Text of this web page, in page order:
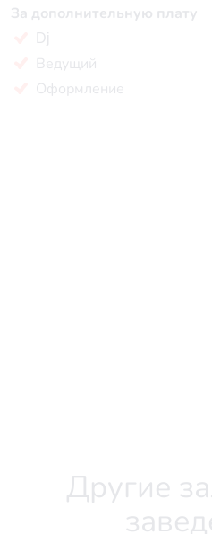
За дополнительную плату
Dj
Ведущий
Оформление
Другие